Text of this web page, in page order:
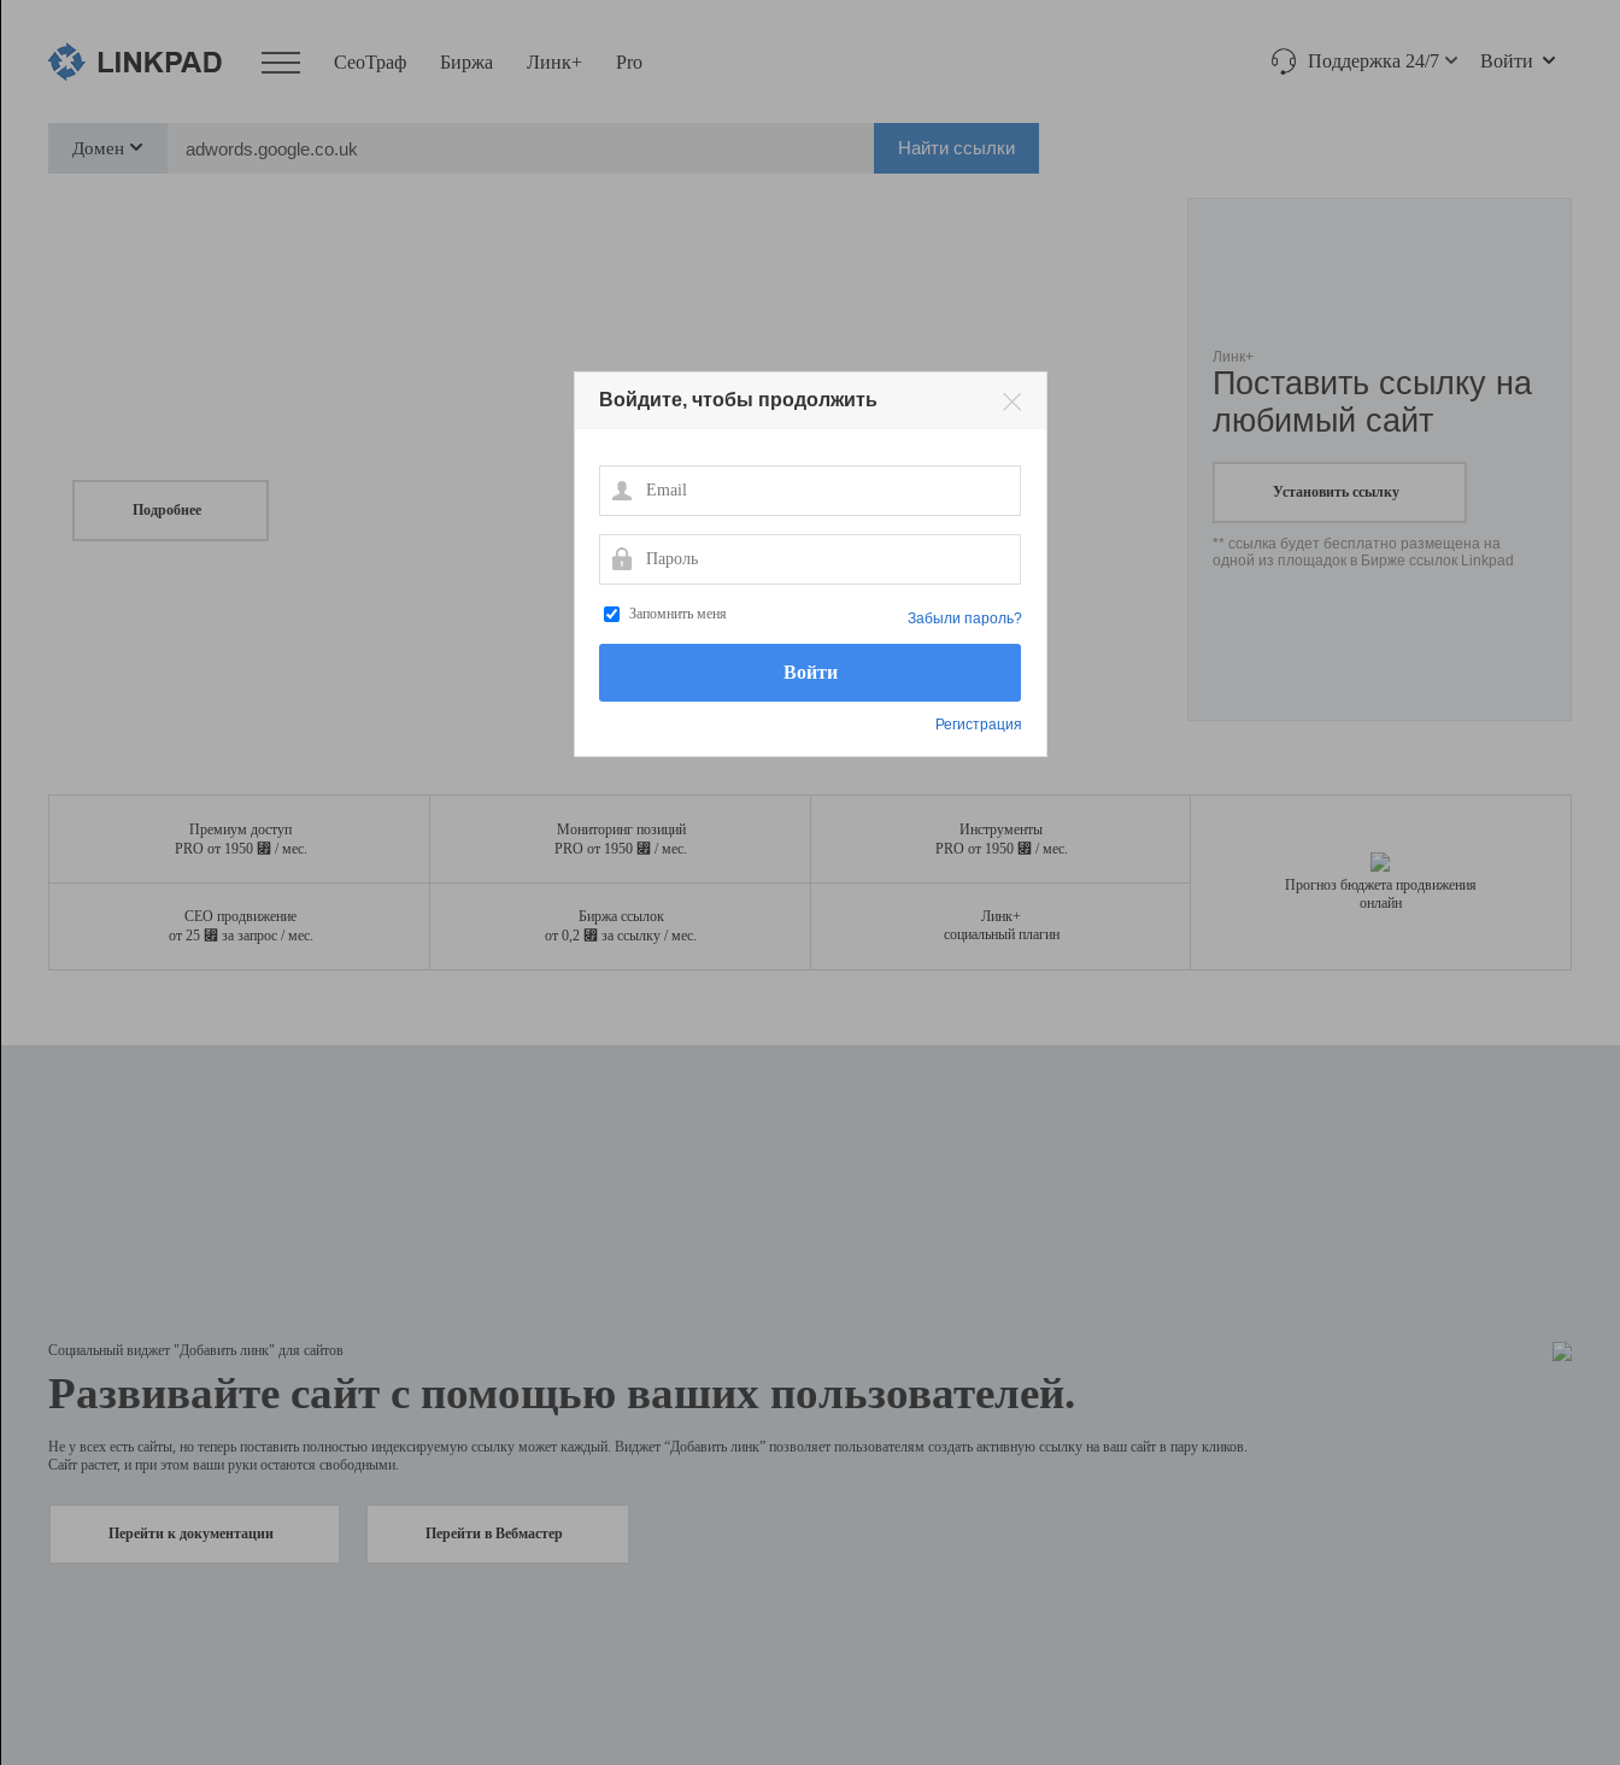
СеоТраф Биржа Линк+ Pro Поддержка 24/7 Войти
Домен Найти ссылки
Подробнее
Линк+
Поставить ссылку на
любимый сайт
Установить ссылку
** ссылка будет бесплатно размещена на
одной из площадок в Бирже ссылок Linkpad
Премиум доступ
PRO от 1950 ⃏ / мес.
Мониторинг позиций
PRO от 1950 ⃏ / мес.
Инструменты
PRO от 1950 ⃏ / мес.
СЕО продвижение
от 25 ⃏ за запрос / мес.
Биржа ссылок
от 0,2 ⃏ за ссылку / мес.
Линк+
социальный плагин
Прогноз бюджета продвижения
онлайн
Социальный виджет "Добавить линк" для сайтов
Развивайте сайт с помощью ваших пользователей.
Не у всех есть сайты, но теперь поставить полностью индексируемую ссылку может каждый. Виджет “Добавить линк” позволяет пользователям создать активную ссылку на ваш сайт в пару кликов.
Сайт растет, и при этом ваши руки остаются свободными.
Перейти к документации Перейти в Вебмастер
Войдите, чтобы продолжить
Email
Пароль
Запомнить меня
Регистрация
Забыли пароль?